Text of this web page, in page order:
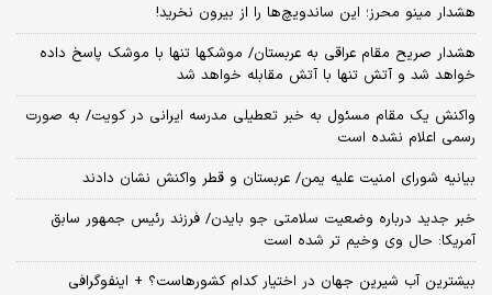
هشدار مینو محرز؛ این ساندویچ‌ها را از بیرون نخرید!
هشدار صریح مقام عراقی به عربستان/ موشکها تنها با موشک پاسخ داده
خواهد شد و آتش تنها با آتش مقابله خواهد شد
واکنش یک مقام مسئول به خبر تعطیلی مدرسه ایرانی در کویت/ به صورت
رسمی اعلام نشده است
بیانیه شورای امنیت علیه یمن/ عربستان و قطر واکنش نشان دادند
خبر جدید درباره وضعیت سلامتی جو بایدن/ فرزند رئیس جمهور سابق
آمریکا: حال وی وخیم تر شده است
بیشترین آب شیرین جهان در اختیار کدام کشورهاست؟ + اینفوگرافی